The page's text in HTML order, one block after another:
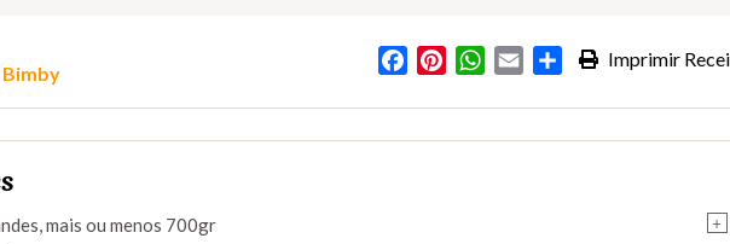
Imprimir
FacebookPinterestWhatsApp
Email Partilhar
Bimby
+
mais ou menos 700gr